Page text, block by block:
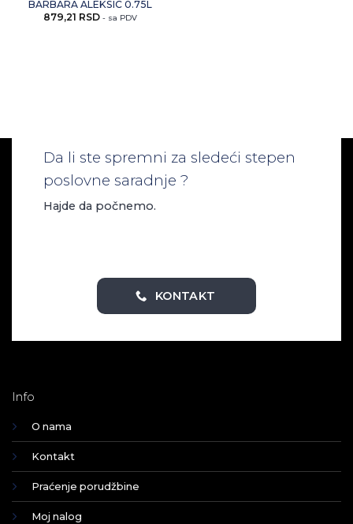
BARBARA ALEKSIC 0.75L
879,21 RSD - sa PDV
Da li ste spremni za sledeći stepen
poslovne saradnje ?
Hajde da počnemo.
KONTAKT
Info
O nama
Kontakt
Praćenje porudžbine
Moj nalog